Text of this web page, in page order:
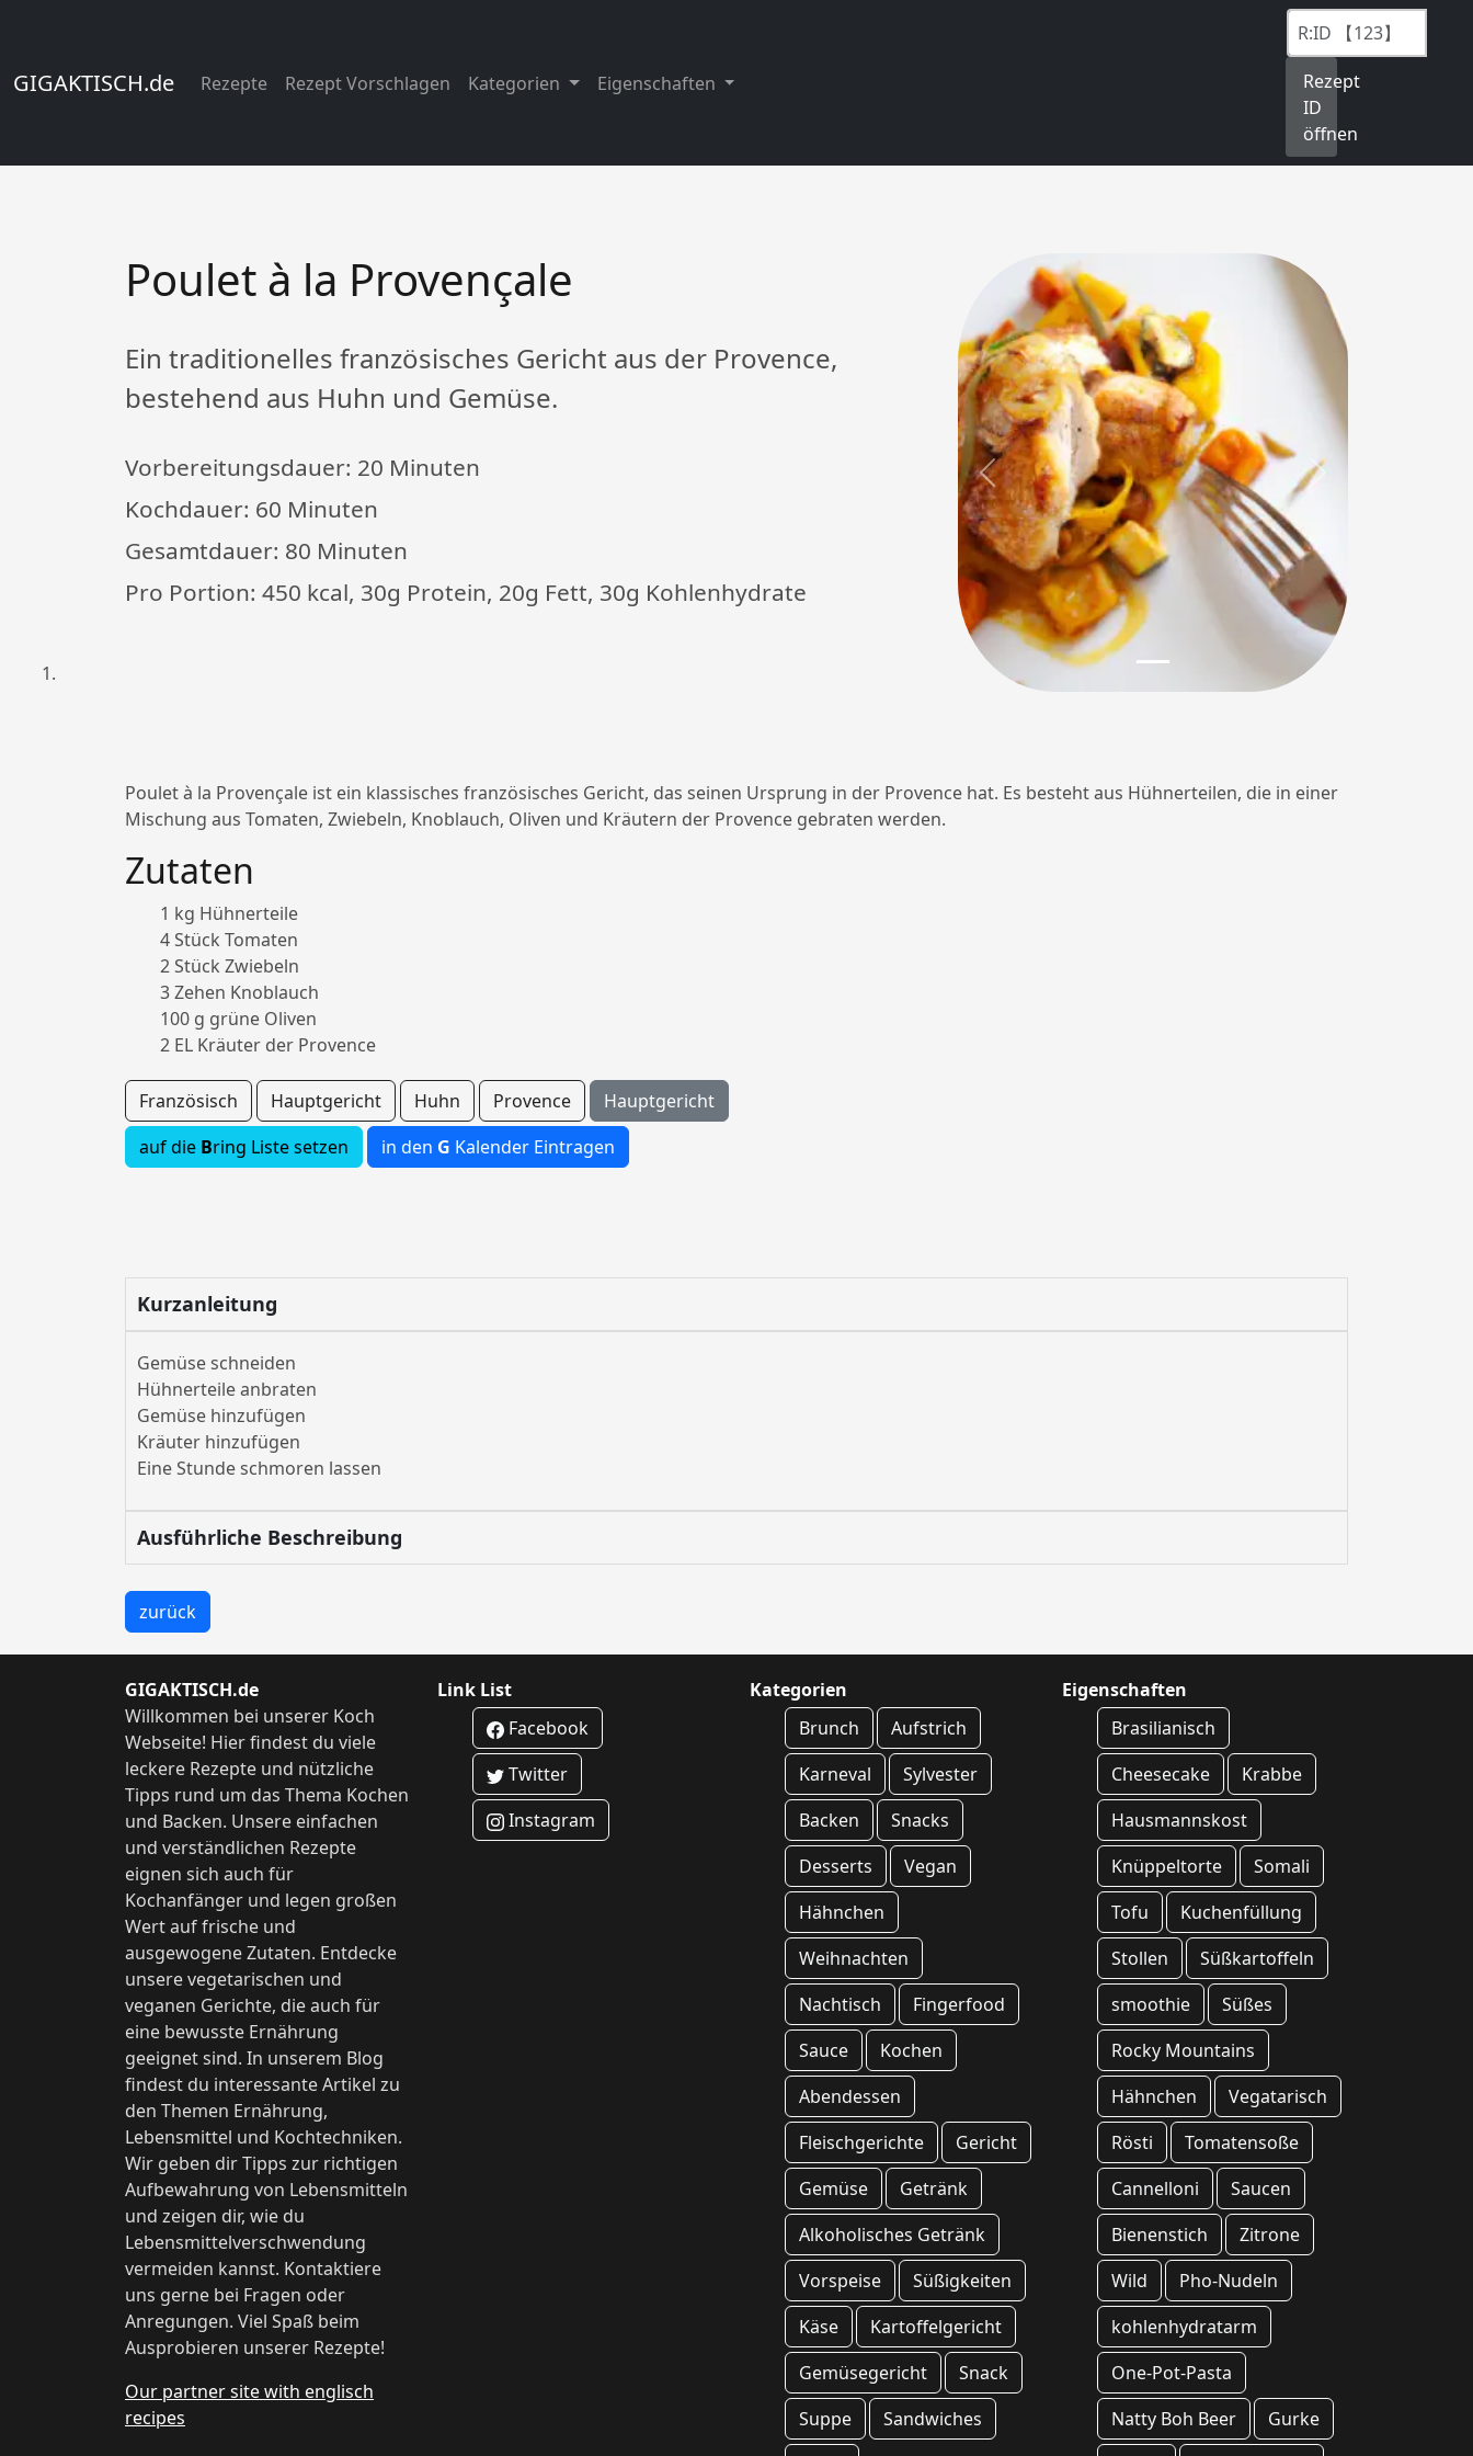
GIGAKTISCH.de Rezepte Rezept Vorschlagen Kategorien Eigenschaften
Rezept
ID
öffnen
Poulet à la Provençale
Ein traditionelles französisches Gericht aus der Provence,
bestehend aus Huhn und Gemüse.
Vorbereitungsdauer: 20 Minuten
Kochdauer: 60 Minuten
Gesamtdauer: 80 Minuten
Pro Portion: 450 kcal, 30g Protein, 20g Fett, 30g Kohlenhydrate
Previous
Poulet à la Provençale ist ein klassisches französisches Gericht, das seinen Ursprung in der Provence hat. Es besteht aus Hühnerteilen, die in einer
Mischung aus Tomaten, Zwiebeln, Knoblauch, Oliven und Kräutern der Provence gebraten werden.
Zutaten
1 kg Hühnerteile
4 Stück Tomaten
2 Stück Zwiebeln
3 Zehen Knoblauch
100 g grüne Oliven
2 EL Kräuter der Provence
Französisch Hauptgericht Huhn Provence
Hauptgericht
auf die Bring Liste setzen in den G Kalender Eintragen
Kurzanleitung
Gemüse schneiden
Hühnerteile anbraten
Gemüse hinzufügen
Kräuter hinzufügen
Eine Stunde schmoren lassen
Ausführliche Beschreibung
zurück
GIGAKTISCH.de
Willkommen bei unserer Koch
Webseite! Hier findest du viele
leckere Rezepte und nützliche
Tipps rund um das Thema Kochen
und Backen. Unsere einfachen
und verständlichen Rezepte
eignen sich auch für
Kochanfänger und legen großen
Wert auf frische und
ausgewogene Zutaten. Entdecke
unsere vegetarischen und
veganen Gerichte, die auch für
eine bewusste Ernährung
geeignet sind. In unserem Blog
findest du interessante Artikel zu
den Themen Ernährung,
Lebensmittel und Kochtechniken.
Wir geben dir Tipps zur richtigen
Aufbewahrung von Lebensmitteln
und zeigen dir, wie du
Lebensmittelverschwendung
vermeiden kannst. Kontaktiere
uns gerne bei Fragen oder
Anregungen. Viel Spaß beim
Ausprobieren unserer Rezepte!
Our partner site with englisch
recipes
Link List
Facebook
Twitter
Instagram
Kategorien
Brunch
Aufstrich
Karneval
Sylvester
Backen
Snacks
Desserts
Vegan
Hähnchen
Weihnachten
Nachtisch
Fingerfood
Sauce
Kochen
Abendessen
Fleischgerichte
Gericht
Gemüse
Getränk
Alkoholisches Getränk
Vorspeise
Süßigkeiten
Käse
Kartoffelgericht
Gemüsegericht
Snack
Suppe
Sandwiches
Eigenschaften
Brasilianisch
Cheesecake
Krabbe
Hausmannskost
Knüppeltorte
Somali
Tofu
Kuchenfüllung
Stollen
Süßkartoffeln
smoothie
Süßes
Rocky Mountains
Hähnchen
Vegatarisch
Rösti
Tomatensoße
Cannelloni
Saucen
Bienenstich
Zitrone
Wild
Pho-Nudeln
kohlenhydratarm
One-Pot-Pasta
Natty Boh Beer
Gurke